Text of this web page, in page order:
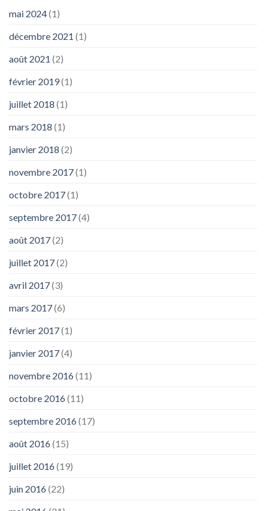
mai 2024(1)
décembre 2021 (1)
août 2021 (2)
février 2019(1)
juillet 2018 (1)
mars 2018 (1)
janvier 2018 (2)
novembre 2017(1)
octobre 2017(1)
septembre 2017(4)
août 2017(2)
juillet 2017(2)
avril 2017(3)
mars 2017(6)
février 2017(1)
janvier 2017(4)
novembre 2016(11)
octobre 2016(11)
septembre 2016(17)
août 2016(15)
juillet 2016(19)
juin 2016(22)